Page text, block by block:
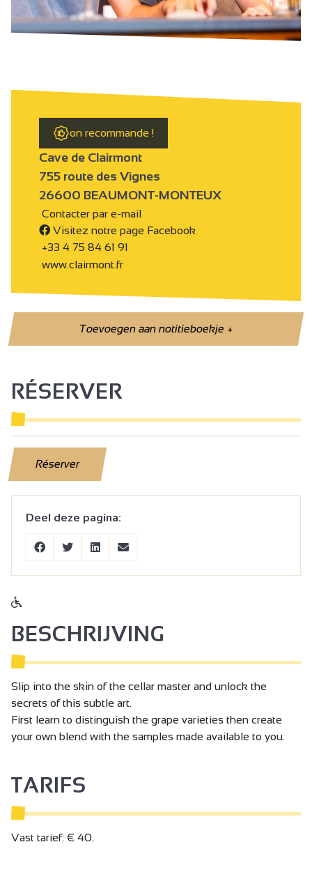
on recommande !
Cave de Clairmont
755 route des Vignes
26600 BEAUMONT-MONTEUX
Contacter par e-mail
Visitez notre page Facebook
+33 4 75 84 61 91
www.clairmont.fr
Toevoegen aan notitieboekje+
RÉSERVER
Réserver
Deel deze pagina:
BESCHRIJVING
Slip into the skin of the cellar master and unlock the
secrets of this subtle art.
First learn to distinguish the grape varieties then create
your own blend with the samples made available to you.
TARIFS
Vast tarief: € 40.